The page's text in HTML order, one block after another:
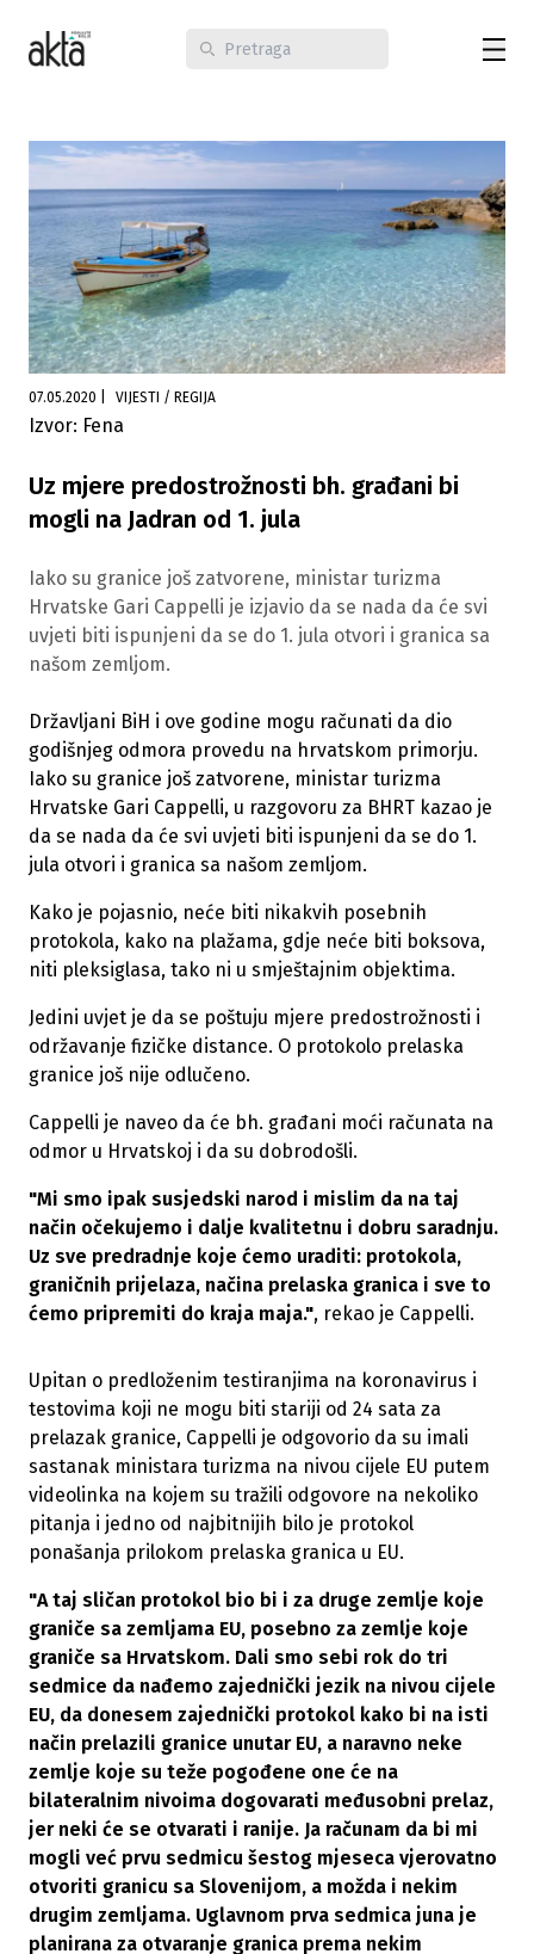
07.05.2020 VIJESTI / REGIJA
Izvor: Fena
Uz mjere predostrožnosti bh. građani bi
mogli na Jadran od 1. jula
Iako su granice još zatvorene, ministar turizma
Hrvatske Gari Cappelli je izjavio da se nada da će svi
uvjeti biti ispunjeni da se do 1. jula otvori i granica sa
našom zemljom.
Državljani BiH i ove godine mogu računati da dio
godišnjeg odmora provedu na hrvatskom primorju.
Iako su granice još zatvorene, ministar turizma
Hrvatske Gari Cappelli, u razgovoru za BHRT kazao je
da se nada da će svi uvjeti biti ispunjeni da se do 1.
jula otvori i granica sa našom zemljom.
Kako je pojasnio, neće biti nikakvih posebnih
protokola, kako na plažama, gdje neće biti boksova,
niti pleksiglasa, tako ni u smještajnim objektima.
Jedini uvjet je da se poštuju mjere predostrožnosti i
održavanje fizičke distance. O protokolo prelaska
granice još nije odlučeno.
Cappelli je naveo da će bh. građani moći računata na
odmor u Hrvatskoj i da su dobrodošli.
"Mi smo ipak susjedski narod i mislim da na taj
način očekujemo i dalje kvalitetnu i dobru saradnju.
Uz sve predradnje koje ćemo uraditi: protokola,
graničnih prijelaza, načina prelaska granica i sve to
ćemo pripremiti do kraja maja.", rekao je Cappelli.
Upitan o predloženim testiranjima na koronavirus i
testovima koji ne mogu biti stariji od 24 sata za
prelazak granice, Cappelli je odgovorio da su imali
sastanak ministara turizma na nivou cijele EU putem
videolinka na kojem su tražili odgovore na nekoliko
pitanja i jedno od najbitnijih bilo je protokol
ponašanja prilokom prelaska granica u EU.
"A taj sličan protokol bio bi i za druge zemlje koje
graniče sa zemljama EU, posebno za zemlje koje
graniče sa Hrvatskom. Dali smo sebi rok do tri
sedmice da nađemo zajednički jezik na nivou cijele
EU, da donesem zajednički protokol kako bi na isti
način prelazili granice unutar EU, a naravno neke
zemlje koje su teže pogođene one će na
bilateralnim nivoima dogovarati međusobni prelaz,
jer neki će se otvarati i ranije. Ja računam da bi mi
mogli već prvu sedmicu šestog mjeseca vjerovatno
otvoriti granicu sa Slovenijom, a možda i nekim
drugim zemljama. Uglavnom prva sedmica juna je
planirana za otvaranje granica prema nekim